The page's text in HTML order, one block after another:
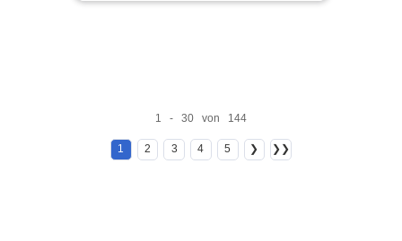
1 - 30 von 144
1 2 3 4 5 ❯ ❯❯